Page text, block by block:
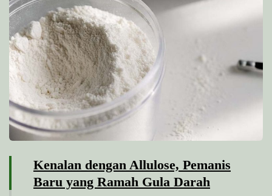
Kenalan dengan Allulose, Pemanis
Baru yang Ramah Gula Darah